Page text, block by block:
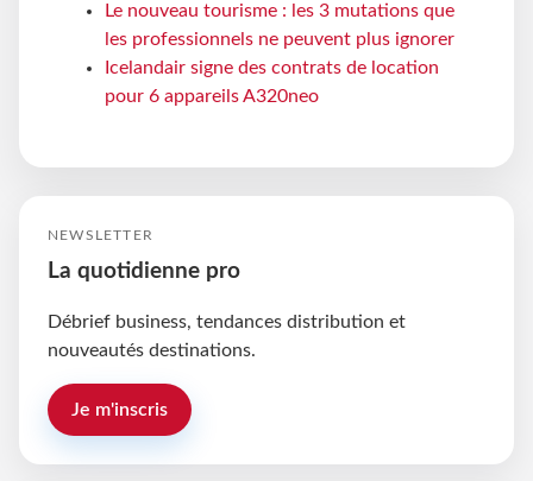
Le nouveau tourisme : les 3 mutations que
les professionnels ne peuvent plus ignorer
Icelandair signe des contrats de location
pour 6 appareils A320neo
NEWSLETTER
La quotidienne pro
Débrief business, tendances distribution et
nouveautés destinations.
Je m'inscris